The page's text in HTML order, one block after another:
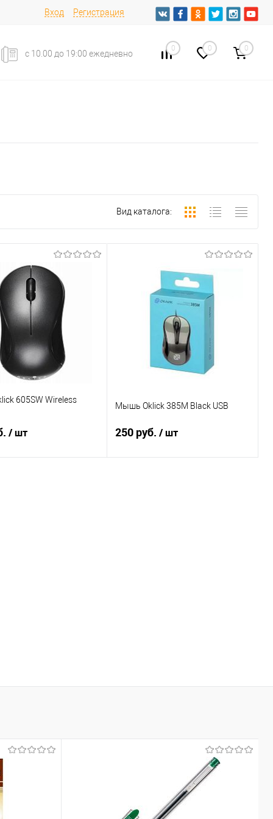
Вход Регистрация
с 10.00 до 19:00 ежедневно
0 0 0
Вид каталога:
605SW Wireless
/ шт
Мышь Oklick 385M Black USB
250 руб./ шт